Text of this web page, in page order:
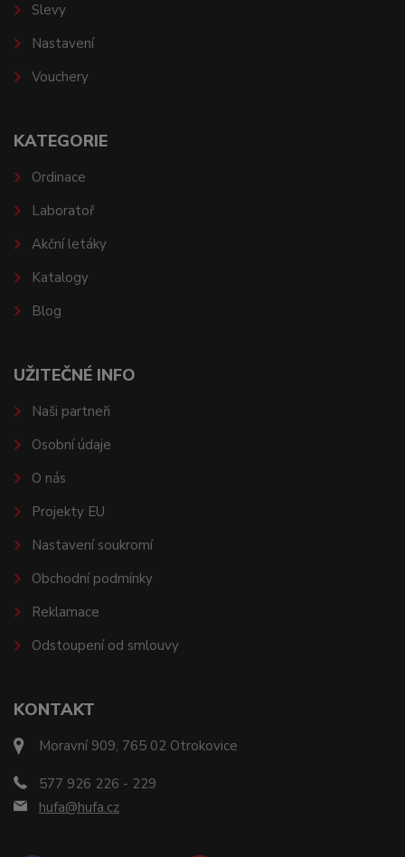
KONTAKT
Moravní 909, 765 02 Otrokovice
577 926 226 - 229
hufa@hufa.cz
Slevy
Nastavení
Vouchery
KATEGORIE
Ordinace
Laboratoř
Akční letáky
Katalogy
Blog
UŽITEČNÉ INFO
Naši partneři
Osobní údaje
O nás
Projekty EU
Nastavení soukromí
Obchodní podmínky
Reklamace
Odstoupení od smlouvy